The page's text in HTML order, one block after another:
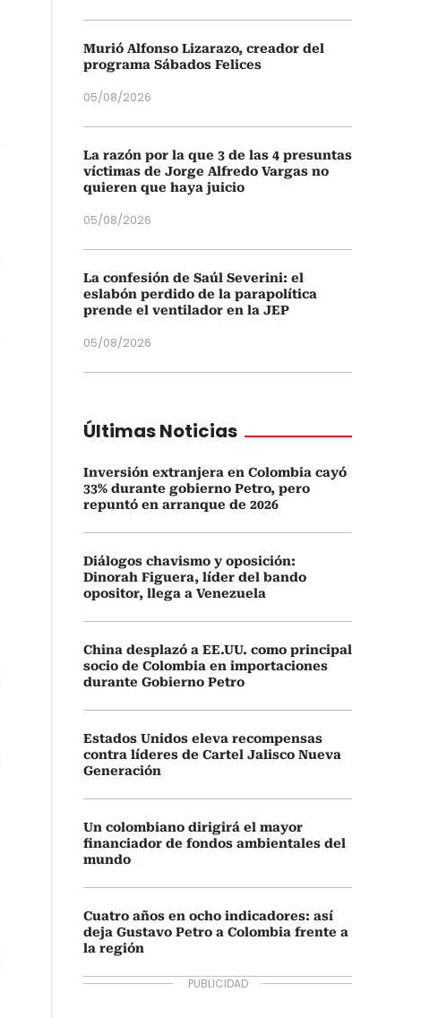
Murió Alfonso Lizarazo, creador del
programa Sábados Felices
05/08/2026
La razón por la que 3 de las 4 presuntas
víctimas de Jorge Alfredo Vargas no
quieren que haya juicio
05/08/2026
La confesión de Saúl Severini: el
eslabón perdido de la parapolítica
prende el ventilador en la JEP
05/08/2026
Últimas Noticias
Inversión extranjera en Colombia cayó
33% durante gobierno Petro, pero
repuntó en arranque de 2026
Diálogos chavismo y oposición:
Dinorah Figuera, líder del bando
opositor, llega a Venezuela
China desplazó a EE.UU. como principal
socio de Colombia en importaciones
durante Gobierno Petro
Estados Unidos eleva recompensas
contra líderes de Cartel Jalisco Nueva
Generación
Un colombiano dirigirá el mayor
financiador de fondos ambientales del
mundo
Cuatro años en ocho indicadores: así
deja Gustavo Petro a Colombia frente a
la región